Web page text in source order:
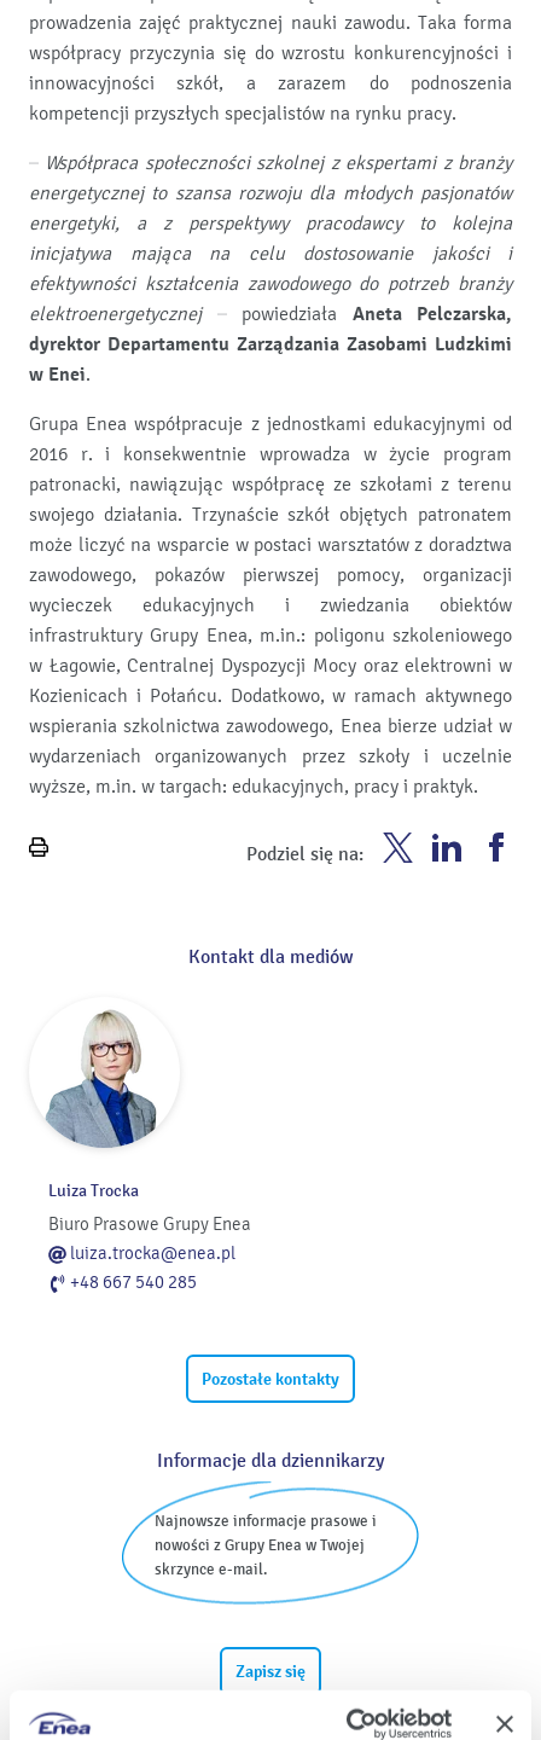
prowadzenia zajęć praktycznej nauki zawodu. Taka forma
współpracy przyczynia się do wzrostu konkurencyjności i
innowacyjności szkół, a zarazem do podnoszenia
kompetencji przyszłych specjalistów na rynku pracy.
– Współpraca społeczności szkolnej z ekspertami z branży
energetycznej to szansa rozwoju dla młodych pasjonatów
energetyki, a z perspektywy pracodawcy to kolejna
inicjatywa mająca na celu dostosowanie jakości i
efektywności kształcenia zawodowego do potrzeb branży
elektroenergetycznej– powiedziała Aneta Pelczarska,
dyrektor Departamentu Zarządzania Zasobami Ludzkimi
w Enei.
Grupa Enea współpracuje z jednostkami edukacyjnymi od
2016 r. i konsekwentnie wprowadza w życie program
patronacki, nawiązując współpracę ze szkołami z terenu
swojego działania. Trzynaście szkół objętych patronatem
może liczyć na wsparcie w postaci warsztatów z doradztwa
zawodowego, pokazów pierwszej pomocy, organizacji
wycieczek edukacyjnych i zwiedzania obiektów
infrastruktury Grupy Enea, m.in.: poligonu szkoleniowego
w Łagowie, Centralnej Dyspozycji Mocy oraz elektrowni w
Kozienicach i Połańcu. Dodatkowo, w ramach aktywnego
wspierania szkolnictwa zawodowego, Enea bierze udział w
wydarzeniach organizowanych przez szkoły i uczelnie
wyższe, m.in. w targach: edukacyjnych, pracy i praktyk.
Wydrukuj
Podziel się na:
Enea Enea
Kontakt dla mediów
Luiza Trocka
Biuro Prasowe Grupy Enea
luiza.trocka@enea.pl
+48 667 540 285
Pozostałe kontakty
Informacje dla dziennikarzy
Najnowsze informacje prasowe i
nowości z Grupy Enea w Twojej
skrzynce e-mail.
Zapisz się